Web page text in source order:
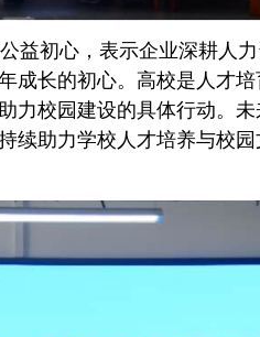
益初心，表示企业深耕人
成长的初心。高校是人才
力校园建设的具体行动。
续助力学校人才培养与校